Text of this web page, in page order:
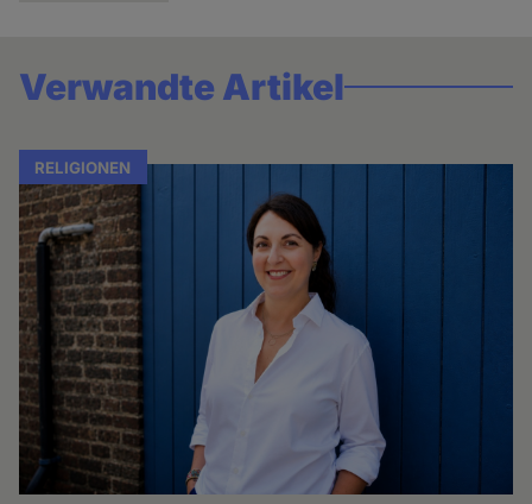
Verwandte Artikel
RELIGIONEN